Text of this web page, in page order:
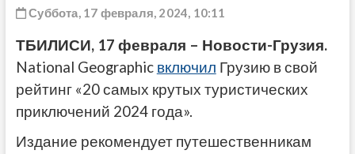
Суббота, 17 февраля, 2024, 10:11
ТБИЛИСИ, 17 февраля – Новости-Грузия.
National Geographic включил Грузию в свой
рейтинг «20 самых крутых туристических
приключений 2024 года».
Издание рекомендует путешественникам